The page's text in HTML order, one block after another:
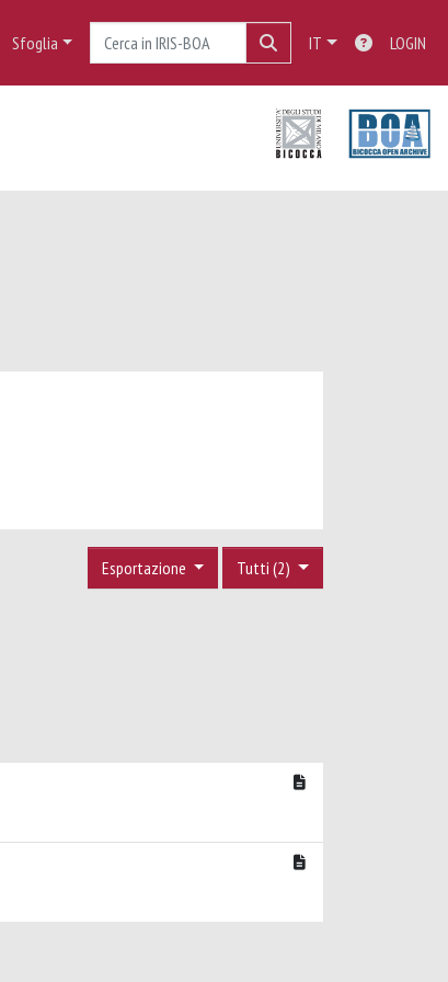
Sfoglia IT LOGIN
Tutti (2)
Esportazione